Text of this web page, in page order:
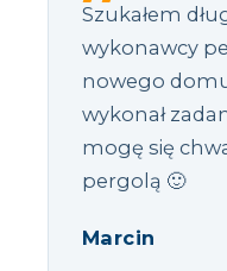
Szukałem
wykonawcy
nowego
wykonał
mogę się
pergolą 🙂
Marcin